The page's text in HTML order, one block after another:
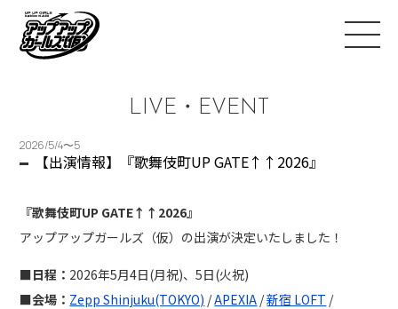
LIVE・EVENT
2026/5/4〜5
【出演情報】『歌舞伎町UP GATE↑↑2026』
『歌舞伎町UP GATE↑↑2026』
アップアップガールズ（仮）の出演が決定いたしました！
■日程： 2026年5月4日(月祝)、5日(火祝)
■会場： Zepp Shinjuku(TOKYO) /APEXIA /新宿 LOFT /